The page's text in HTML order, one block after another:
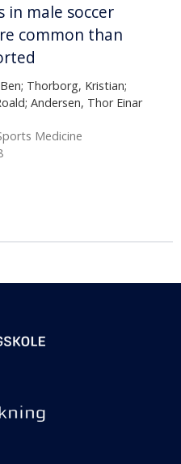
in male soccer
common than
Thorborg, Kristian;
Andersen, Thor Einar
Medicine